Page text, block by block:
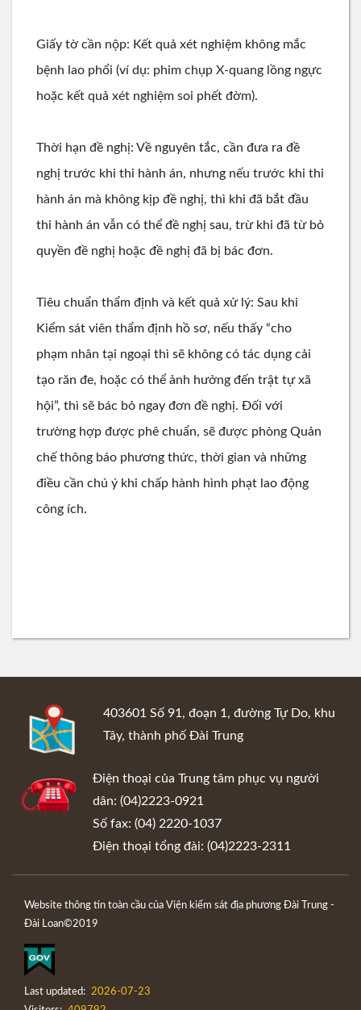
Giấy tờ cần nộp: Kết quả xét nghiệm không mắc
bệnh lao phổi (ví dụ: phim chụp X-quang lồng ngực
hoặc kết quả xét nghiệm soi phết đờm).
Thời hạn đề nghị: Về nguyên tắc, cần đưa ra đề
nghị trước khi thi hành án, nhưng nếu trước khi thi
hành án mà không kịp đề nghị, thì khi đã bắt đầu
thi hành án vẫn có thể đề nghị sau, trừ khi đã từ bỏ
quyền đề nghị hoặc đề nghị đã bị bác đơn.
Tiêu chuẩn thẩm định và kết quả xử lý: Sau khi
Kiểm sát viên thẩm định hồ sơ, nếu thấy “cho
phạm nhân tại ngoại thì sẽ không có tác dụng cải
tạo răn đe, hoặc có thể ảnh hưởng đến trật tự xã
hội”, thì sẽ bác bỏ ngay đơn đề nghị. Đối với
trường hợp được phê chuẩn, sẽ được phòng Quản
chế thông báo phương thức, thời gian và những
điều cần chú ý khi chấp hành hình phạt lao động
công ích.
403601 Số 91, đoạn 1, đường Tự Do, khu
Tây, thành phố Đài Trung
Điện thoại của Trung tâm phục vụ người
dân: (04)2223-0921
Số fax: (04) 2220-1037
Điện thoại tổng đài: (04)2223-2311
Website thông tin toàn cầu của Viện kiểm sát địa phương Đài Trung -
Đài Loan©2019
Last updated: 2026-07-23